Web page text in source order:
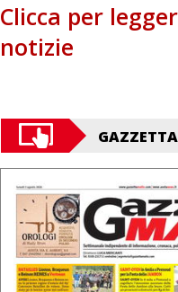
Clicca per
notizie